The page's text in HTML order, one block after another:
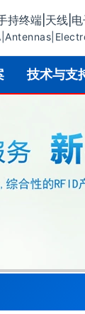
持终端|天线|
技术与支